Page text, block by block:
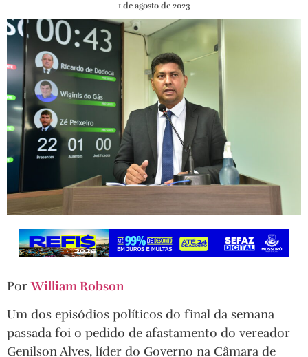
1 de agosto de 2023
PorWilliam Robson
Um dos episódios políticos do final da semana
passada foi o pedido de afastamento do vereador
Genilson Alves, líder do Governo na Câmara de